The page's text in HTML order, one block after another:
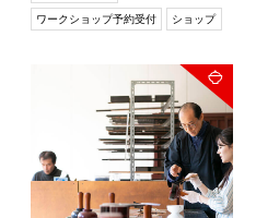
ワークショップ予約受付 ショップ